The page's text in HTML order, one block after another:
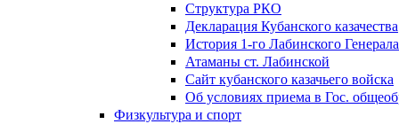
Структура РКО
Декларация Кубанского казачества
История 1-го Лабинского
Атаманы ст. Лабинской
Cайт кубанского казачьего войска
Об условиях приема в Гос.
Физкультура и спорт